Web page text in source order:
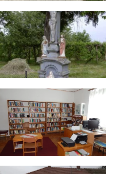
Elérhetőségek
Galéria